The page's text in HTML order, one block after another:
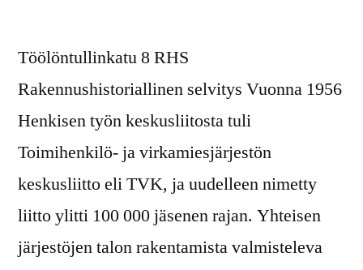
Töölöntullinkatu 8 RHS
Rakennushistoriallinen selvitys Vuonna 1956
Henkisen työn keskusliitosta tuli
Toimihenkilö- ja virkamiesjärjestön
keskusliitto eli TVK, ja uudelleen nimetty
liitto ylitti 100 000 jäsenen rajan. Yhteisen
järjestöjen talon rakentamista valmisteleva